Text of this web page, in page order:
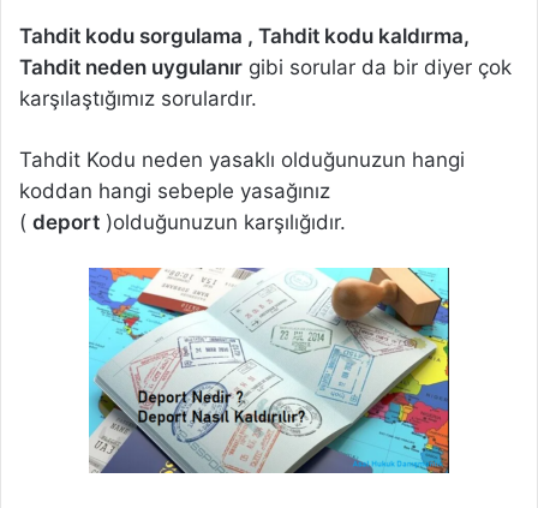
Tahdit kodu sorgulama , Tahdit kodu kaldırma,
Tahdit neden uygulanır gibi sorular da bir diyer çok
karşılaştığımız sorulardır.
Tahdit Kodu neden yasaklı olduğunuzun hangi
koddan hangi sebeple yasağınız
( deport )olduğunuzun karşılığıdır.